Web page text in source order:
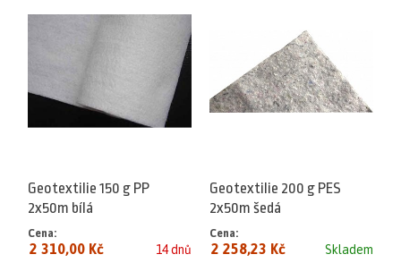
Geotextilie 150 g PP
2x50m bílá
14 dnů
Cena:
2 310,00 Kč
Geotextilie 200 g PES
2x50m šedá
Skladem
Cena:
2 258,23 Kč